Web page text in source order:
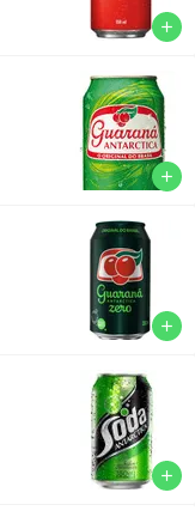
add
add
add
add